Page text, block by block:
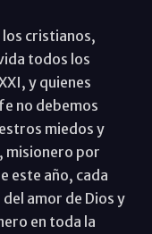
los cristianos,
todos los
y quienes
no debemos
miedos y
misionero por
este año, cada
amor de Dios y
en toda la